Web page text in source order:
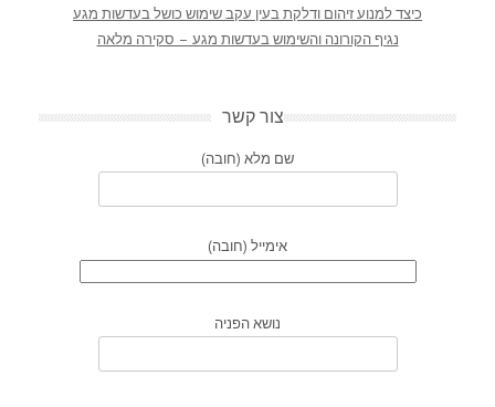
כיצד למנוע זיהום ודלקת בעין עקב שימוש כושל בעדשות מגע
נגיף הקורונה והשימוש בעדשות מגע – סקירה מלאה
צור קשר
שם מלא (חובה)
אימייל (חובה)
נושא הפניה